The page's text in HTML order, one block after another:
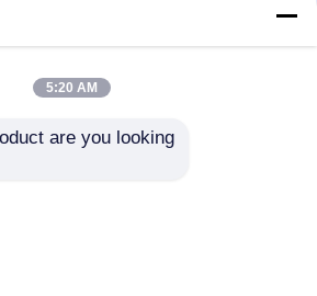
ze stali nierdzewnej
przeciwwybuchowy
do stref
niebezpiecznych 1/2"
5:20 AM
are you looking